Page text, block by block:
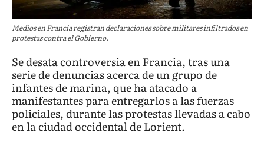
Medios en Francia registran declaraciones sobre militares infiltrados en
protestas contra el Gobierno.
Se desata controversia en Francia, tras una
serie de denuncias acerca de un grupo de
infantes de marina, que ha atacado a
manifestantes para entregarlos a las fuerzas
policiales, durante las protestas llevadas a cabo
en la ciudad occidental de Lorient.